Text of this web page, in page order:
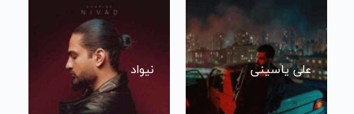
علی یاسینی نیواد